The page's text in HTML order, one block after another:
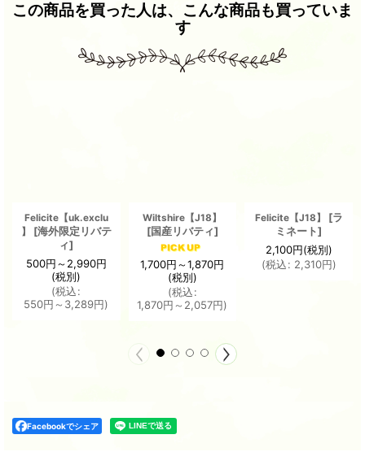
この商品を買った人は、こんな商品も買っていま
す
Felicite【uk.exclu
】
[海外限定リバテ
ィ]
500円～2,990円
(税別)
(税込:
550円 ～3,289円)
Wiltshire【J18】
[国産リバティ]
1,700円～1,870円
(税別)
(税込:
1,870円 ～2,057円)
Felicite【J18】 [ラ
ミネート]
2,100円(税別)
(税込: 2,310円)
Facebookでシェア